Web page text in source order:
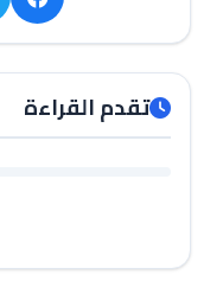
تقدم القراءة